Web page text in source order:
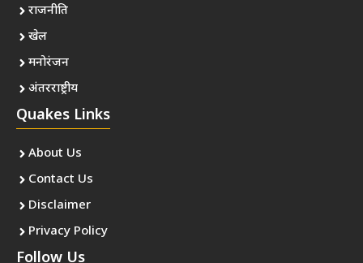
राजनीति
खेल
मनोरंजन
अंतरराष्ट्रीय
Quakes Links
About Us
Contact Us
Disclaimer
Privacy Policy
Follow Us